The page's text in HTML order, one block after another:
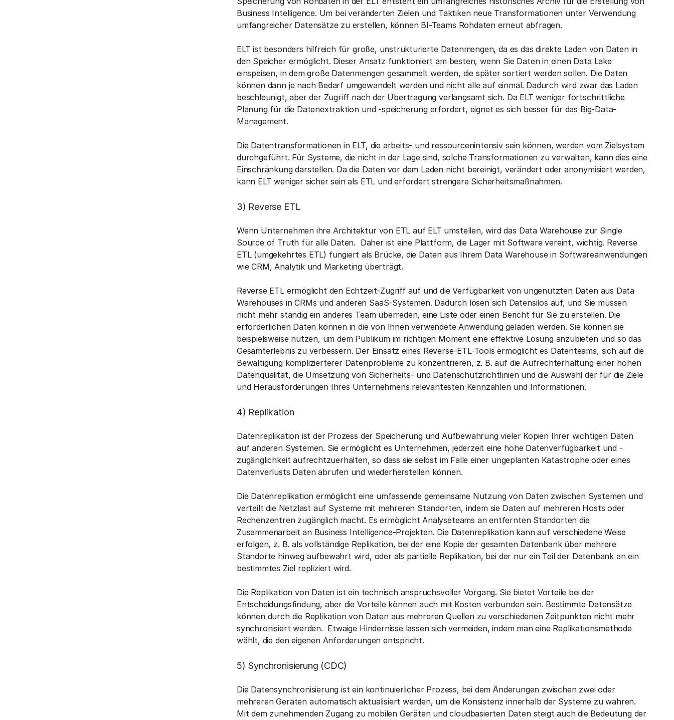
Business Intelligence. Um bei veränderten Zielen und Taktiken neue Transformationen unter Verwendung
umfangreicher Datensätze zu erstellen, können BI-Teams Rohdaten erneut abfragen.
ELT ist besonders hilfreich für große, unstrukturierte Datenmengen, da es das direkte Laden von Daten in
den Speicher ermöglicht. Dieser Ansatz funktioniert am besten, wenn Sie Daten in einen Data Lake
einspeisen, in dem große Datenmengen gesammelt werden, die später sortiert werden sollen. Die Daten
können dann je nach Bedarf umgewandelt werden und nicht alle auf einmal. Dadurch wird zwar das Laden
beschleunigt, aber der Zugriff nach der Übertragung verlangsamt sich. Da ELT weniger fortschrittliche
Planung für die Datenextraktion und -speicherung erfordert, eignet es sich besser für das Big-Data-
Management.
Die Datentransformationen in ELT, die arbeits- und ressourcenintensiv sein können, werden vom Zielsystem
durchgeführt. Für Systeme, die nicht in der Lage sind, solche Transformationen zu verwalten, kann dies eine
Einschränkung darstellen. Da die Daten vor dem Laden nicht bereinigt, verändert oder anonymisiert werden,
kann ELT weniger sicher sein als ETL und erfordert strengere Sicherheitsmaßnahmen.
3) Reverse ETL
Wenn Unternehmen ihre Architektur von ETL auf ELT umstellen, wird das Data Warehouse zur Single
Source of Truth für alle Daten. Daher ist eine Plattform, die Lager mit Software vereint, wichtig. Reverse
ETL (umgekehrtes ETL) fungiert als Brücke, die Daten aus Ihrem Data Warehouse in Softwareanwendungen
wie CRM, Analytik und Marketing überträgt.
Reverse ETL ermöglicht den Echtzeit-Zugriff auf und die Verfügbarkeit von ungenutzten Daten aus Data
Warehouses in CRMs und anderen SaaS-Systemen. Dadurch lösen sich Datensilos auf, und Sie müssen
nicht mehr ständig ein anderes Team überreden, eine Liste oder einen Bericht für Sie zu erstellen. Die
erforderlichen Daten können in die von Ihnen verwendete Anwendung geladen werden. Sie können sie
beispielsweise nutzen, um dem Publikum im richtigen Moment eine effektive Lösung anzubieten und so das
Gesamterlebnis zu verbessern. Der Einsatz eines Reverse-ETL-Tools ermöglicht es Datenteams, sich auf die
Bewältigung komplizierterer Datenprobleme zu konzentrieren, z. B. auf die Aufrechterhaltung einer hohen
Datenqualität, die Umsetzung von Sicherheits- und Datenschutzrichtlinien und die Auswahl der für die Ziele
und Herausforderungen Ihres Unternehmens relevantesten Kennzahlen und Informationen.
4) Replikation
Datenreplikation ist der Prozess der Speicherung und Aufbewahrung vieler Kopien Ihrer wichtigen Daten
auf anderen Systemen. Sie ermöglicht es Unternehmen, jederzeit eine hohe Datenverfügbarkeit und -
zugänglichkeit aufrechtzuerhalten, so dass sie selbst im Falle einer ungeplanten Katastrophe oder eines
Datenverlusts Daten abrufen und wiederherstellen können.
Die Datenreplikation ermöglicht eine umfassende gemeinsame Nutzung von Daten zwischen Systemen und
verteilt die Netzlast auf Systeme mit mehreren Standorten, indem sie Daten auf mehreren Hosts oder
Rechenzentren zugänglich macht. Es ermöglicht Analyseteams an entfernten Standorten die
Zusammenarbeit an Business Intelligence-Projekten. Die Datenreplikation kann auf verschiedene Weise
erfolgen, z. B. als vollständige Replikation, bei der eine Kopie der gesamten Datenbank über mehrere
Standorte hinweg aufbewahrt wird, oder als partielle Replikation, bei der nur ein Teil der Datenbank an ein
bestimmtes Ziel repliziert wird.
Die Replikation von Daten ist ein technisch anspruchsvoller Vorgang. Sie bietet Vorteile bei der
Entscheidungsfindung, aber die Vorteile können auch mit Kosten verbunden sein. Bestimmte Datensätze
können durch die Replikation von Daten aus mehreren Quellen zu verschiedenen Zeitpunkten nicht mehr
synchronisiert werden. Etwaige Hindernisse lassen sich vermeiden, indem man eine Replikationsmethode
wählt, die den eigenen Anforderungen entspricht.
5) Synchronisierung (CDC)
Die Datensynchronisierung ist ein kontinuierlicher Prozess, bei dem Änderungen zwischen zwei oder
mehreren Geräten automatisch aktualisiert werden, um die Konsistenz innerhalb der Systeme zu wahren.
Mit dem zunehmenden Zugang zu mobilen Geräten und cloudbasierten Daten steigt auch die Bedeutung der